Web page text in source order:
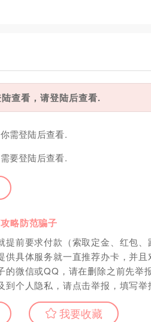
查看，请登陆后查看.
需登陆后查看.
要登陆后查看.
略防范骗子
提前要求付款（索取定金、红包、
供具体服务就一直推荐办卡，并且
的微信或QQ，请在删除之前先举
到个人隐私，请点击举报，填写举
我要收藏